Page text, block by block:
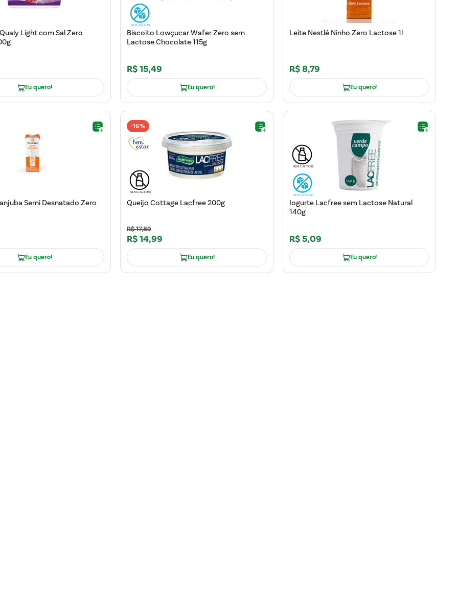
Light com Sal Zero
Eu quero!
Biscoito Lowçucar Wafer Zero sem
Lactose Chocolate 115g
R$15,49
Eu quero!
Leite Nestlé Ninho Zero Lactose 1l
R$8,79
Eu quero!
Semi Desnatado Zero
Eu quero!
-16%
Queijo Cottage Lacfree 200g
R$17,89
R$14,99
Eu quero!
Iogurte Lacfree sem Lactose Natural
140g
R$5,09
Eu quero!